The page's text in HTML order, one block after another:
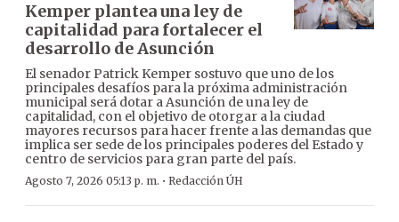
Kemper plantea una ley de
capitalidad para fortalecer el
desarrollo de Asunción
El senador Patrick Kemper sostuvo que uno de los
principales desafíos para la próxima administración
municipal será dotar a Asunción de una ley de
capitalidad, con el objetivo de otorgar a la ciudad
mayores recursos para hacer frente a las demandas que
implica ser sede de los principales poderes del Estado y
centro de servicios para gran parte del país.
Agosto 7, 2026 05:13 p. m. · Redacción ÚH